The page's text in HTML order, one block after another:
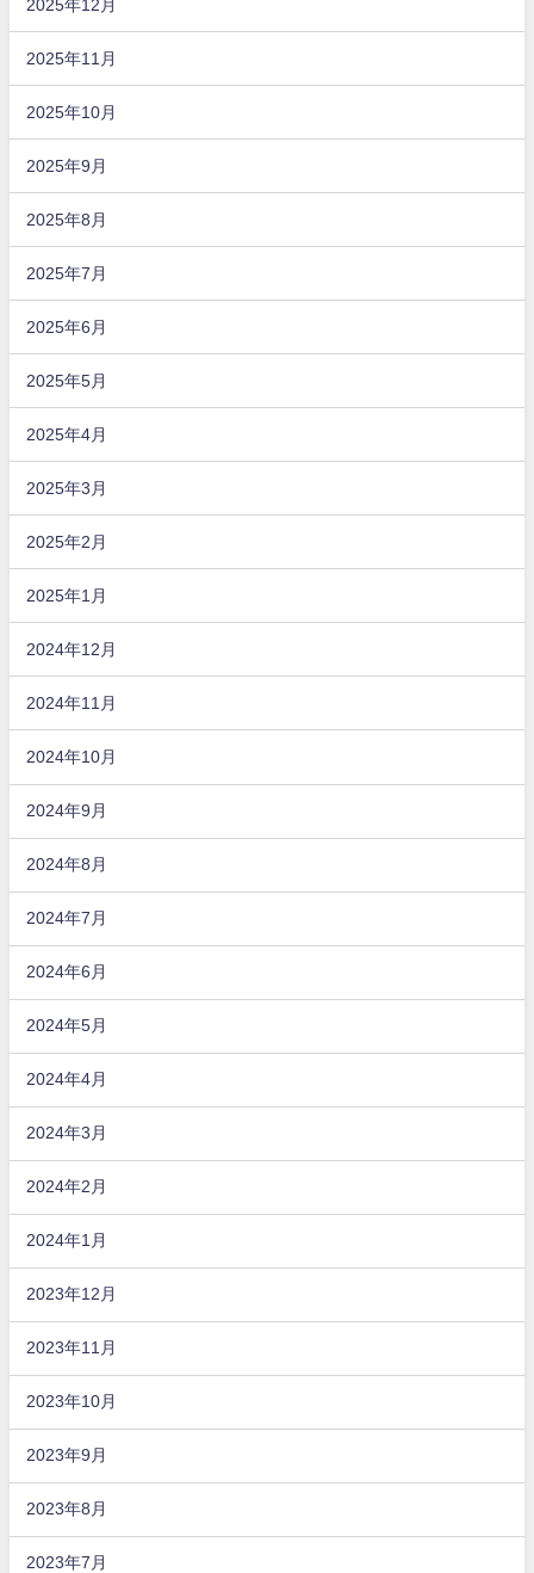
2025年12月
2025年11月
2025年10月
2025年9月
2025年8月
2025年7月
2025年6月
2025年5月
2025年4月
2025年3月
2025年2月
2025年1月
2024年12月
2024年11月
2024年10月
2024年9月
2024年8月
2024年7月
2024年6月
2024年5月
2024年4月
2024年3月
2024年2月
2024年1月
2023年12月
2023年11月
2023年10月
2023年9月
2023年8月
2023年7月